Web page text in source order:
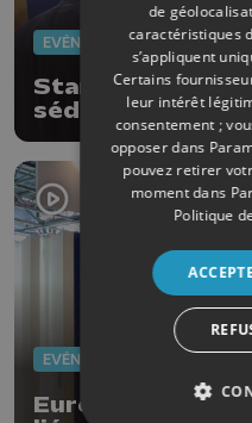
EVÈNEMENTS
Startups
séduction à Paris
EVÈNEMENTS
Eurosatory : les
de
caractéristiques
s’appliquent
Certains
leur intérêt
consentement ;
opposer dans
pouvez retirer
moment dans
Politique